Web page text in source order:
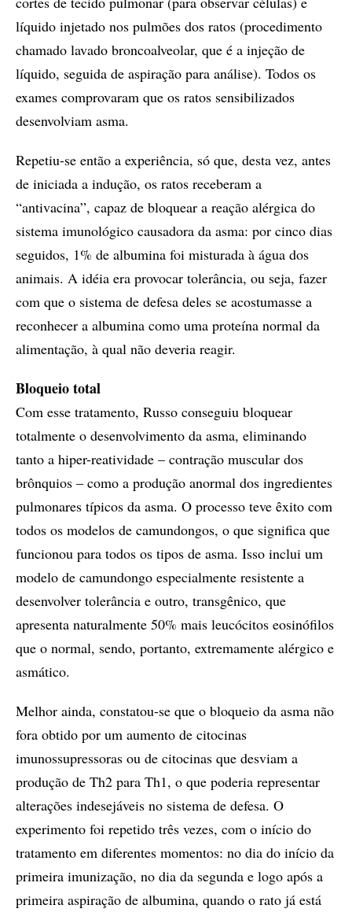
líquido injetado nos pulmões dos ratos (procedimento
chamado lavado broncoalveolar, que é a injeção de
líquido, seguida de aspiração para análise). Todos os
exames comprovaram que os ratos sensibilizados
desenvolviam asma.
Repetiu-se então a experiência, só que, desta vez, antes
de iniciada a indução, os ratos receberam a
“antivacina”, capaz de bloquear a reação alérgica do
sistema imunológico causadora da asma: por cinco dias
seguidos, 1% de albumina foi misturada à água dos
animais. A idéia era provocar tolerância, ou seja, fazer
com que o sistema de defesa deles se acostumasse a
reconhecer a albumina como uma proteína normal da
alimentação, à qual não deveria reagir.
Bloqueio total
Com esse tratamento, Russo conseguiu bloquear
totalmente o desenvolvimento da asma, eliminando
tanto a hiper-reatividade – contração muscular dos
brônquios – como a produção anormal dos ingredientes
pulmonares típicos da asma. O processo teve êxito com
todos os modelos de camundongos, o que significa que
funcionou para todos os tipos de asma. Isso inclui um
modelo de camundongo especialmente resistente a
desenvolver tolerância e outro, transgênico, que
apresenta naturalmente 50% mais leucócitos eosinófilos
que o normal, sendo, portanto, extremamente alérgico e
asmático.
Melhor ainda, constatou-se que o bloqueio da asma não
fora obtido por um aumento de citocinas
imunossupressoras ou de citocinas que desviam a
produção de Th2 para Th1, o que poderia representar
alterações indesejáveis no sistema de defesa. O
experimento foi repetido três vezes, com o início do
tratamento em diferentes momentos: no dia do início da
primeira imunização, no dia da segunda e logo após a
primeira aspiração de albumina, quando o rato já está